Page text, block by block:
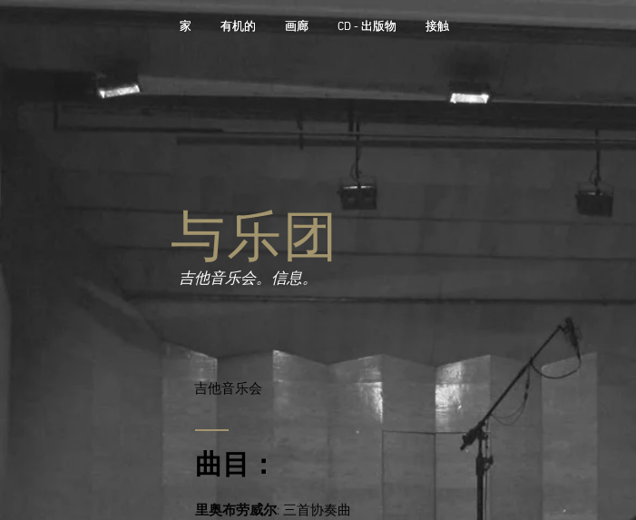
家 有机的 画廊 CD - 出版物 接触
家 有机的 画廊 CD - 出版物 接触
与乐团
吉他音乐会。信息。
吉他音乐会
曲目：
里奥布劳威尔: 三首协奏曲